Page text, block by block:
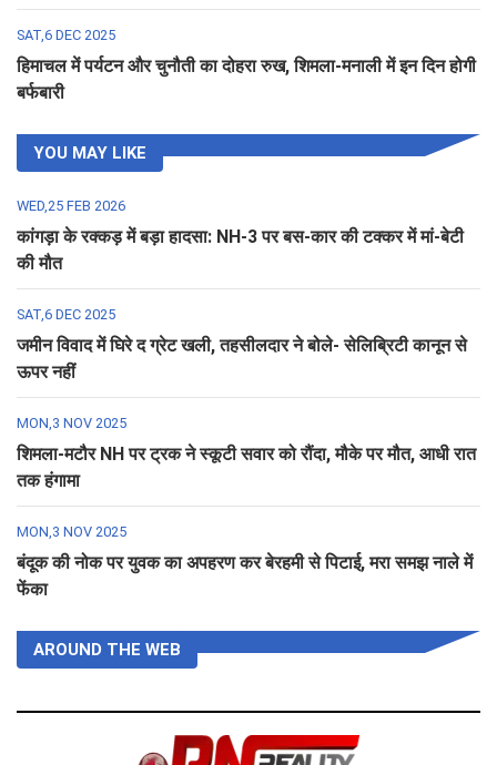
SAT,6 DEC 2025
हिमाचल में पर्यटन और चुनौती का दोहरा रुख, शिमला-मनाली में इन दिन होगी
बर्फबारी
YOU MAY LIKE
WED,25 FEB 2026
कांगड़ा के रक्कड़ में बड़ा हादसा: NH-3 पर बस-कार की टक्कर में मां-बेटी
की मौत
SAT,6 DEC 2025
जमीन विवाद में घिरे द ग्रेट खली, तहसीलदार ने बोले- सेलिब्रिटी कानून से
ऊपर नहीं
MON,3 NOV 2025
शिमला-मटौर NH पर ट्रक ने स्कूटी सवार को रौंदा, मौके पर मौत, आधी रात
तक हंगामा
MON,3 NOV 2025
बंदूक की नोक पर युवक का अपहरण कर बेरहमी से पिटाई, मरा समझ नाले में
फेंका
AROUND THE WEB